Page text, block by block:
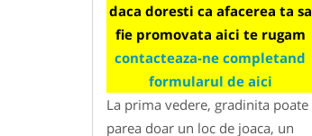
daca doresti ca afacerea ta sa
fie promovata aici te rugam
contacteaza-ne completand
formularul de aici
La prima vedere, gradinita poate
parea doar un loc de joaca, un